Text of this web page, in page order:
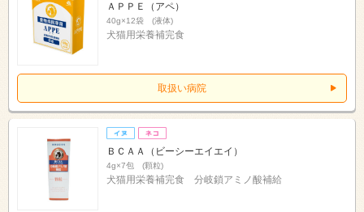
ＡＰＰＥ（アペ）
40g×12袋 (液体)
犬猫用栄養補完食
取扱い病院
ＢＣＡＡ（ビーシーエイエイ）
4g×7包 (顆粒)
犬猫用栄養補完食 分岐鎖アミノ酸補給